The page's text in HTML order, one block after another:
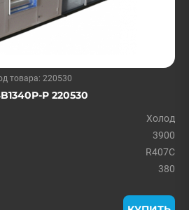
товара: 220530
P 220530
Холод
3900
R407C
380